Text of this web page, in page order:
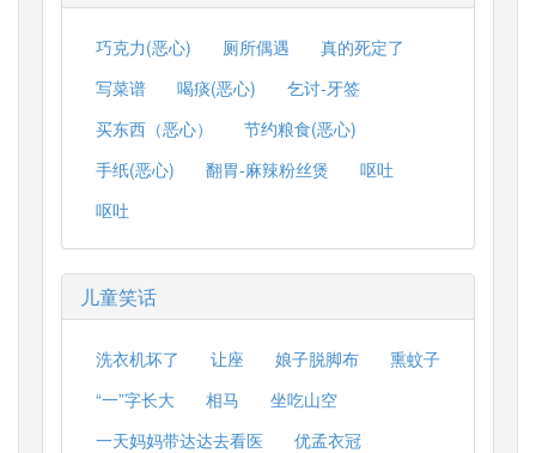
巧克力(恶心) 厕所偶遇
真的死定了
写菜谱
喝痰(恶心)
乞讨-牙签
买东西（恶心）
节约粮食(恶心)
手纸(恶心)
翻胃-麻辣粉丝煲
呕吐
呕吐
儿童笑话
洗衣机坏了 让座 娘子脱脚布
熏蚊子
“一”字长大
相马
坐吃山空
一天妈妈带达达去看医
优孟衣冠